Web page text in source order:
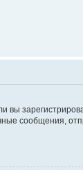
сообщения,